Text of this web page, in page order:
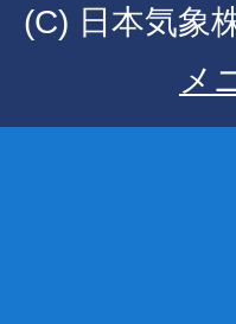
(C) 日本気象
メ